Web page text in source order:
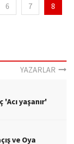
6 7 8
YAZARLAR
'Acı yaşanır'
ve Oya